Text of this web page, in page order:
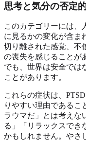
思考と気分の否定
このカテゴリーには、
に見るかの変化が含ま
切り離された感覚、不
の喪失を感じることが
でも、世界は安全では
ことがあります。
これらの症状は、
りやすい理由であるこ
ラウマだ」とは考えな
る」「リラックスでき
かもしれません。やさ